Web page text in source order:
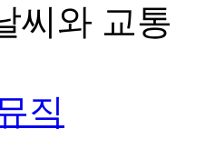
씨와 교통
직